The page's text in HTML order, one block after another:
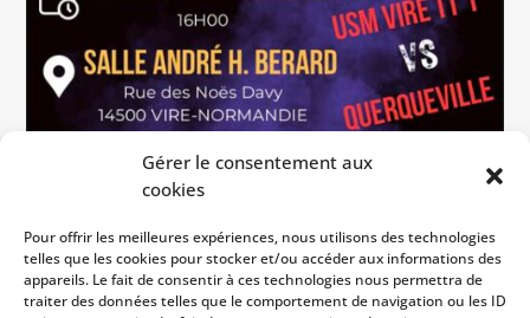
Gérer le consentement aux
cookies
Pour offrir les meilleures expériences, nous utilisons des technologies
telles que les cookies pour stocker et/ou accéder aux informations des
appareils. Le fait de consentir à ces technologies nous permettra de
traiter des données telles que le comportement de navigation ou les ID
Évènement à ne pas manquer.
Venez soutenir pour la première
rencontre de la saison